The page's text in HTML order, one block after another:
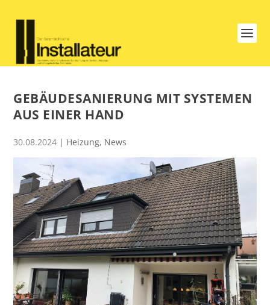
GEBÄUDESANIERUNG MIT SYSTEMEN
AUS EINER HAND
30.08.2024 | Heizung, News